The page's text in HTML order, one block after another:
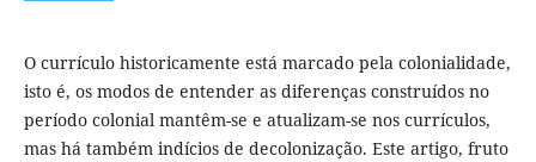
O currículo historicamente está marcado pela colonialidade,
isto é, os modos de entender as diferenças construídos no
período colonial mantêm-se e atualizam-se nos currículos,
mas há também indícios de decolonização. Este artigo, fruto